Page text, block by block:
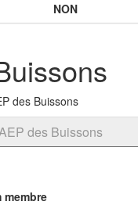
NON
des Buissons
des Buissons
membre